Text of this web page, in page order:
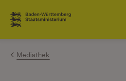
Zum Inhalt springen
Link zur Startseite
Mediathek